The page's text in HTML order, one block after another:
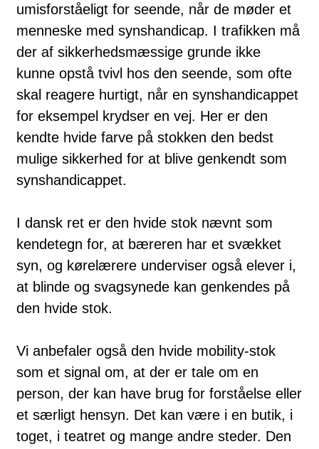
umisforståeligt for seende, når de møder et
menneske med synshandicap. I trafikken må
der af sikkerhedsmæssige grunde ikke
kunne opstå tvivl hos den seende, som ofte
skal reagere hurtigt, når en synshandicappet
for eksempel krydser en vej. Her er den
kendte hvide farve på stokken den bedst
mulige sikkerhed for at blive genkendt som
synshandicappet.
I dansk ret er den hvide stok nævnt som
kendetegn for, at bæreren har et svækket
syn, og kørelærere underviser også elever i,
at blinde og svagsynede kan genkendes på
den hvide stok.
Vi anbefaler også den hvide mobility-stok
som et signal om, at der er tale om en
person, der kan have brug for forståelse eller
et særligt hensyn. Det kan være i en butik, i
toget, i teatret og mange andre steder. Den